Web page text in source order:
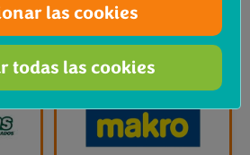
las cookies
todas las cookies